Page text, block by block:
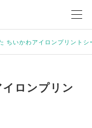
ちいかわアイロンプリント
ロンプリン